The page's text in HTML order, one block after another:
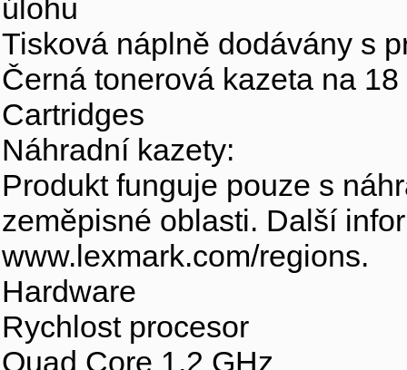
úlohu
Tisková náplně dodávány s
Černá tonerová kazeta na
Cartridges
Náhradní kazety:
Produkt funguje pouze s
zeměpisné oblasti. Další
www.lexmark.com/regions.
Hardware
Rychlost procesor
Quad Core 1.2 GHz